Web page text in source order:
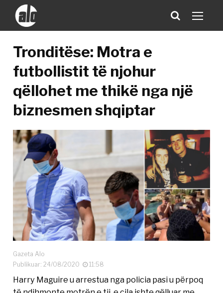
Tronditëse: Motra e
futbollistit të njohur
qëllohet me thikë nga një
biznesmen shqiptar
Gazeta Alo
Publikuar: 24/08/2020
11:58
Harry Maguire u arrestua nga policia pasi u përpoq